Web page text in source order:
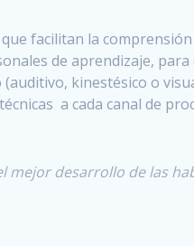
facilitan la
de aprendizaje,
kinestésico o
a cada canal de
mejor desarrollo de las